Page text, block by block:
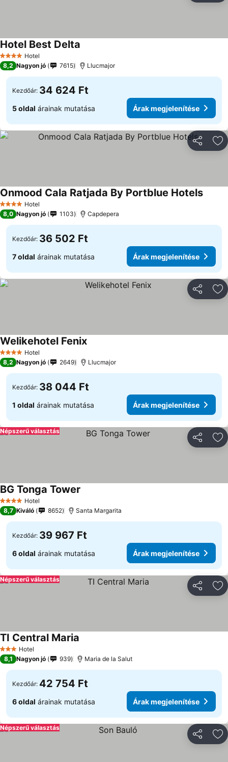
4 KategóriaHotel
Hotel Best Delta
8,2 Nagyon jó 7615 Llucmajor
Kezdőár: 34 624 Ft
5 oldal árainak mutatása Árak megjelenítése
4 KategóriaHotel
Onmood Cala Ratjada By Portblue Hotels
8,0 Nagyon jó 1103 Capdepera
Kezdőár: 36 502 Ft
7 oldal árainak mutatása Árak megjelenítése
4 KategóriaHotel
Welikehotel Fenix
8,2 Nagyon jó 2649 Llucmajor
Kezdőár: 38 044 Ft
1 oldal árainak mutatása Árak megjelenítése
Népszerű választás
4 KategóriaHotel
BG Tonga Tower
8,7 Kiváló 8652 Santa Margarita
Kezdőár: 39 967 Ft
6 oldal árainak mutatása Árak megjelenítése
Népszerű választás
3 Kategória
Hotel
TI Central Maria
8,1 Nagyon jó 939 Maria de la Salut
Kezdőár: 42 754 Ft
6 oldal árainak mutatása Árak megjelenítése
Népszerű választás